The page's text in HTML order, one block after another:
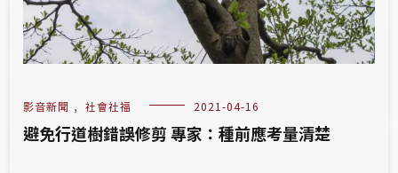
影音新聞 , 社會社福 2021-04-16
避免行道樹錯誤修剪 專家：種前應考量清楚